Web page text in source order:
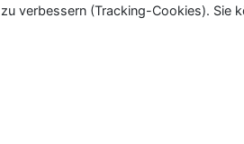
verbessern (Tracking-Cookies). Sie